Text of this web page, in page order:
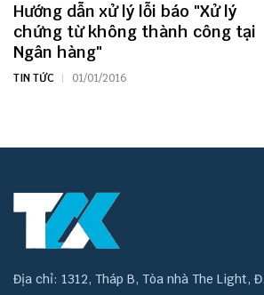
Hướng dẫn xử lý lỗi báo "Xử lý
chứng từ không thành công tại
Ngân hàng"
TIN TỨC 01/01/2016
Địa chỉ: 1312, Tháp B, Tòa nhà The Light,